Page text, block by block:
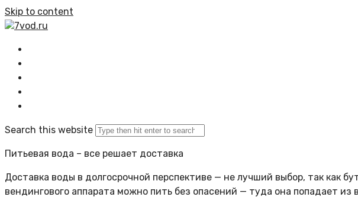
Skip to content
7vod.ru
Search this website
Питьевая вода – все решает доставка
Доставка воды в долгосрочной перспективе — не лучший выбор, так как
вендингового аппарата можно пить без опасений — туда она попадает